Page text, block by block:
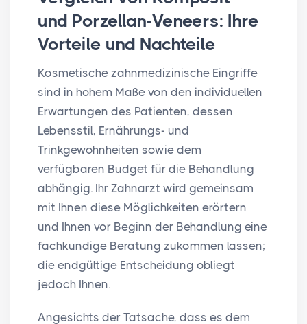
und Porzellan-Veneers: Ihre
Vorteile und Nachteile
Kosmetische zahnmedizinische Eingriffe
sind in hohem Maße von den individuellen
Erwartungen des Patienten, dessen
Lebensstil, Ernährungs- und
Trinkgewohnheiten sowie dem
verfügbaren Budget für die Behandlung
abhängig. Ihr Zahnarzt wird gemeinsam
mit Ihnen diese Möglichkeiten erörtern
und Ihnen vor Beginn der Behandlung eine
fachkundige Beratung zukommen lassen;
die endgültige Entscheidung obliegt
jedoch Ihnen.
Angesichts der Tatsache, dass es dem